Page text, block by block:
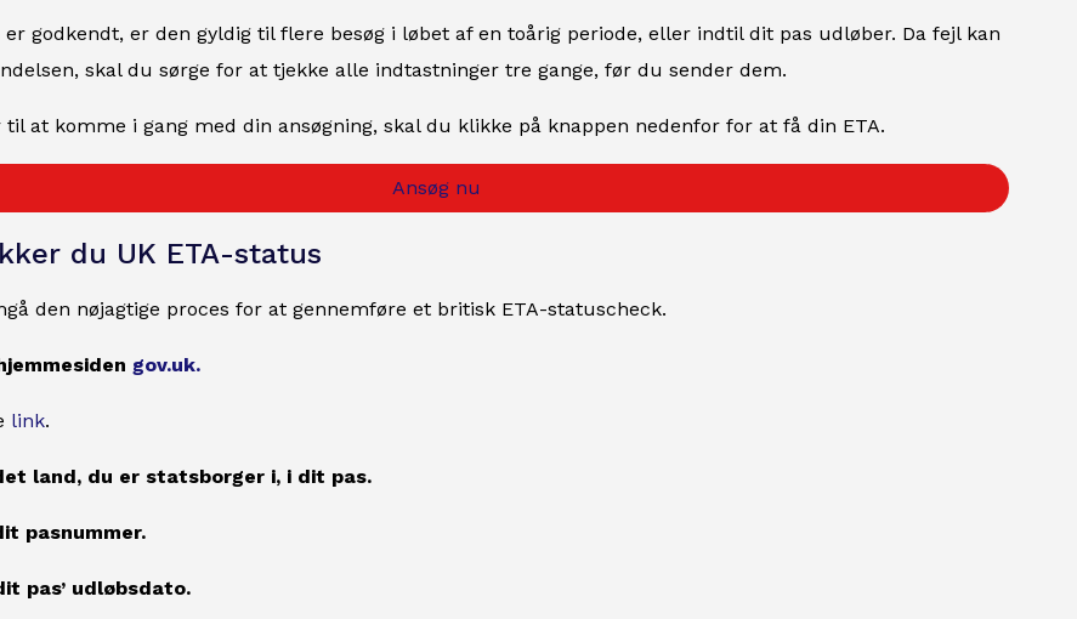
godkendt, er den gyldig til flere besøg i løbet af en toårig periode, eller indtil dit pas udløber. Da fejl kan
skal du sørge for at tjekke alle indtastninger tre gange, før du sender dem.
at komme i gang med din ansøgning, skal du klikke på knappen nedenfor for at få din ETA.
Ansøg nu
du UK ETA-status
den nøjagtige proces for at gennemføre et britisk ETA-statuscheck.
gov.uk.
link.
land, du er statsborger i, i dit pas.
pasnummer.
pas’ udløbsdato.